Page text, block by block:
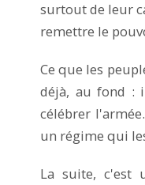
surtout de leur
remettre le
Ce que les
déjà, au fond :
célébrer
un régime qui
La suite, c'est